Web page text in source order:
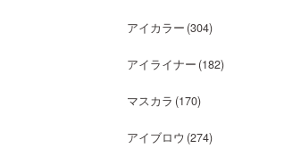
アイカラー 304
アイライナー 182
マスカラ 170
アイブロウ 274